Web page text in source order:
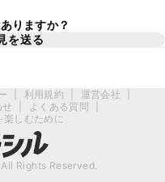
りますか？
を送る
利用規約 運営会社
よくある質問
楽しむために
Rights Reserved.